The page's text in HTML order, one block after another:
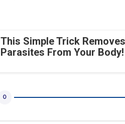
This Simple Trick
Parasites From Your Body!
0